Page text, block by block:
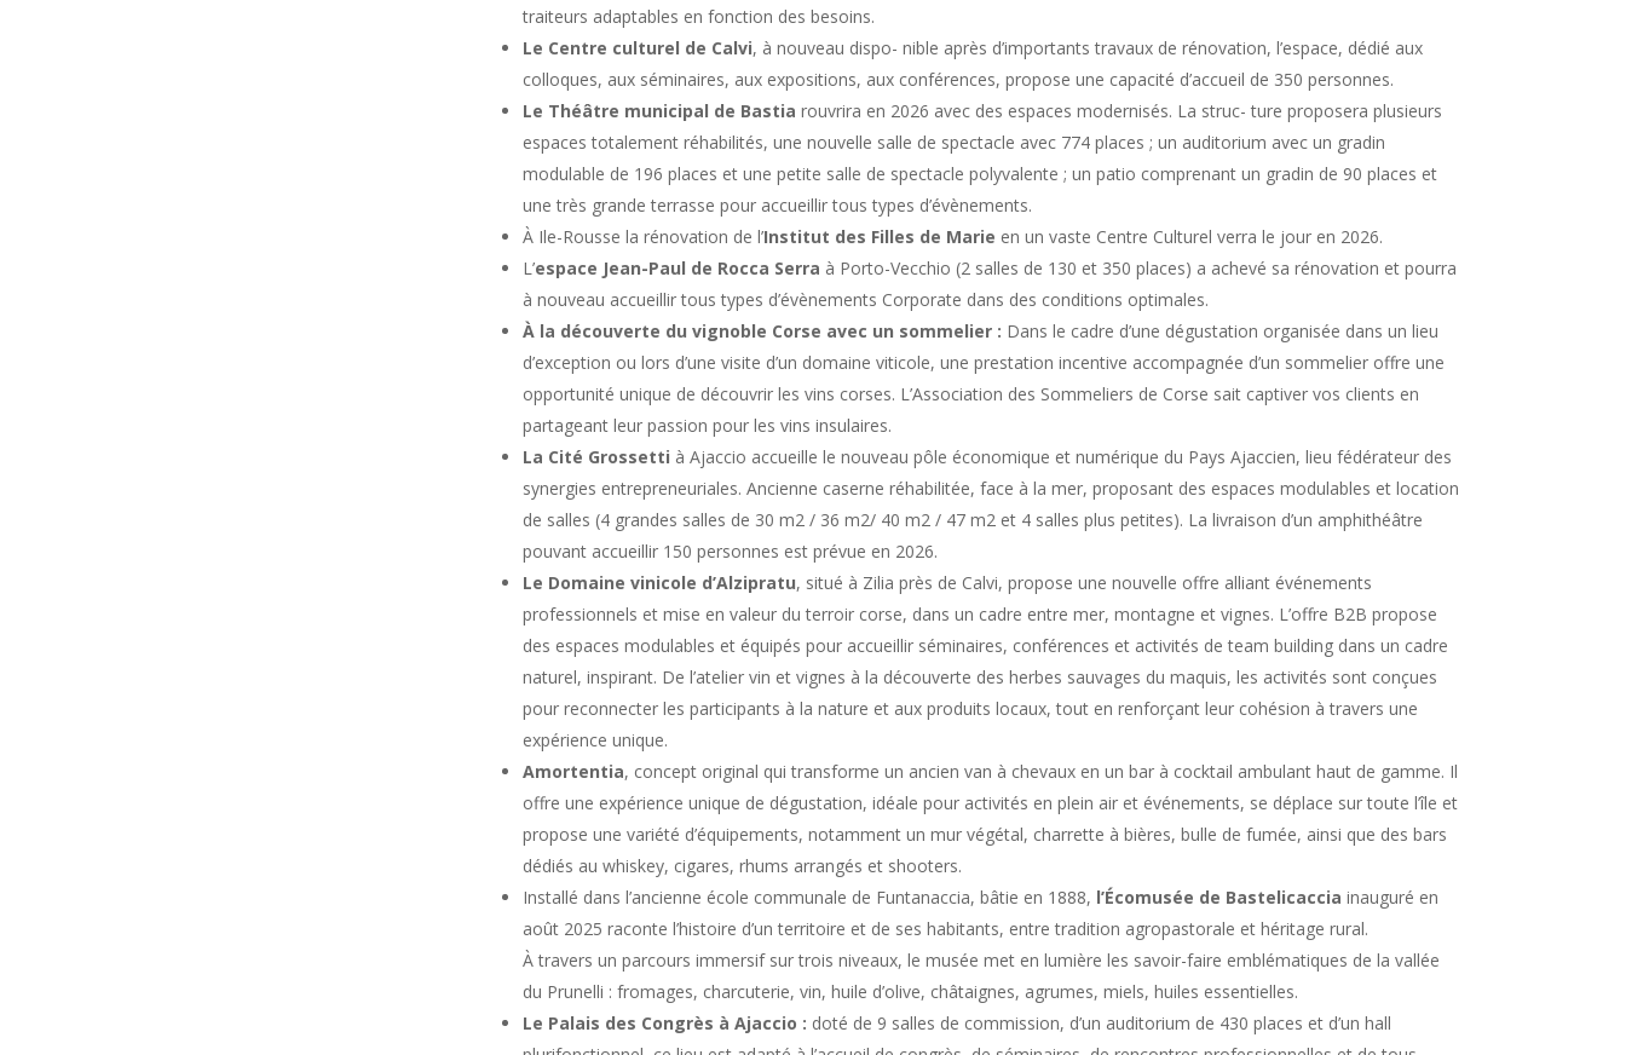
traiteurs adaptables en fonction des besoins.
Le Centre culturel de Calvi, à nouveau dispo- nible après d’importants travaux de rénovation, l’espace, dédié aux
colloques, aux séminaires, aux expositions, aux conférences, propose une capacité d’accueil de 350 personnes.
Le Théâtre municipal de Bastia rouvrira en 2026 avec des espaces modernisés. La struc- ture proposera plusieurs
espaces totalement réhabilités, une nouvelle salle de spectacle avec 774 places ; un auditorium avec un gradin
modulable de 196 places et une petite salle de spectacle polyvalente ; un patio comprenant un gradin de 90 places et
une très grande terrasse pour accueillir tous types d’évènements.
À Ile-Rousse la rénovation de l’Institut des Filles de Marie en un vaste Centre Culturel verra le jour en 2026.
L’espace Jean-Paul de Rocca Serra à Porto-Vecchio (2 salles de 130 et 350 places) a achevé sa rénovation et pourra
à nouveau accueillir tous types d’évènements Corporate dans des conditions optimales.
À la découverte du vignoble Corse avec un sommelier : Dans le cadre d’une dégustation organisée dans un lieu
d’exception ou lors d’une visite d’un domaine viticole, une prestation incentive accompagnée d’un sommelier offre une
opportunité unique de découvrir les vins corses. L’Association des Sommeliers de Corse sait captiver vos clients en
partageant leur passion pour les vins insulaires.
La Cité Grossetti à Ajaccio accueille le nouveau pôle économique et numérique du Pays Ajaccien, lieu fédérateur des
synergies entrepreneuriales. Ancienne caserne réhabilitée, face à la mer, proposant des espaces modulables et location
de salles (4 grandes salles de 30 m2 / 36 m2/ 40 m2 / 47 m2 et 4 salles plus petites). La livraison d’un amphithéâtre
pouvant accueillir 150 personnes est prévue en 2026.
Le Domaine vinicole d’Alzipratu, situé à Zilia près de Calvi, propose une nouvelle offre alliant événements
professionnels et mise en valeur du terroir corse, dans un cadre entre mer, montagne et vignes. L’offre B2B propose
des espaces modulables et équipés pour accueillir séminaires, conférences et activités de team building dans un cadre
naturel, inspirant. De l’atelier vin et vignes à la découverte des herbes sauvages du maquis, les activités sont conçues
pour reconnecter les participants à la nature et aux produits locaux, tout en renforçant leur cohésion à travers une
expérience unique.
Amortentia, concept original qui transforme un ancien van à chevaux en un bar à cocktail ambulant haut de gamme. Il
offre une expérience unique de dégustation, idéale pour activités en plein air et événements, se déplace sur toute l’île et
propose une variété d’équipements, notamment un mur végétal, charrette à bières, bulle de fumée, ainsi que des bars
dédiés au whiskey, cigares, rhums arrangés et shooters.
Installé dans l’ancienne école communale de Funtanaccia, bâtie en 1888, l’Écomusée de Bastelicaccia inauguré en
août 2025 raconte l’histoire d’un territoire et de ses habitants, entre tradition agropastorale et héritage rural.
À travers un parcours immersif sur trois niveaux, le musée met en lumière les savoir-faire emblématiques de la vallée
du Prunelli : fromages, charcuterie, vin, huile d’olive, châtaignes, agrumes, miels, huiles essentielles.
Le Palais des Congrès à Ajaccio : doté de 9 salles de commission, d’un auditorium de 430 places et d’un hall